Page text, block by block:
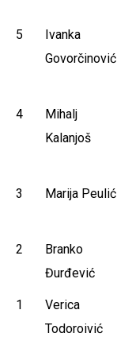
5
Ivanka
Govorčinović
4
Mihalj
Kalanjoš
3 Marija Peulić
2
Branko
Đurđević
1
Verica
Todoroivić